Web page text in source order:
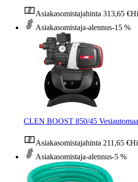
Asiakasomistajahinta 313,65 €
Asiakasomistaja-alennus-15 %
CLEN BOOST 850/45
Asiakasomistajahinta 211,65 €
Asiakasomistaja-alennus-5 %